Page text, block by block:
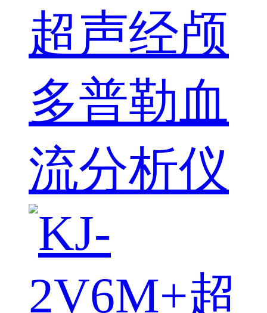
超声经颅
多普勒血
流分析仪